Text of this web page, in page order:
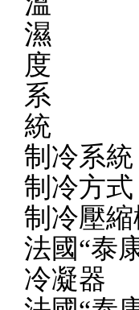
濕
度
系
統
制冷系統
制冷方
制冷壓
法國“泰
冷凝器